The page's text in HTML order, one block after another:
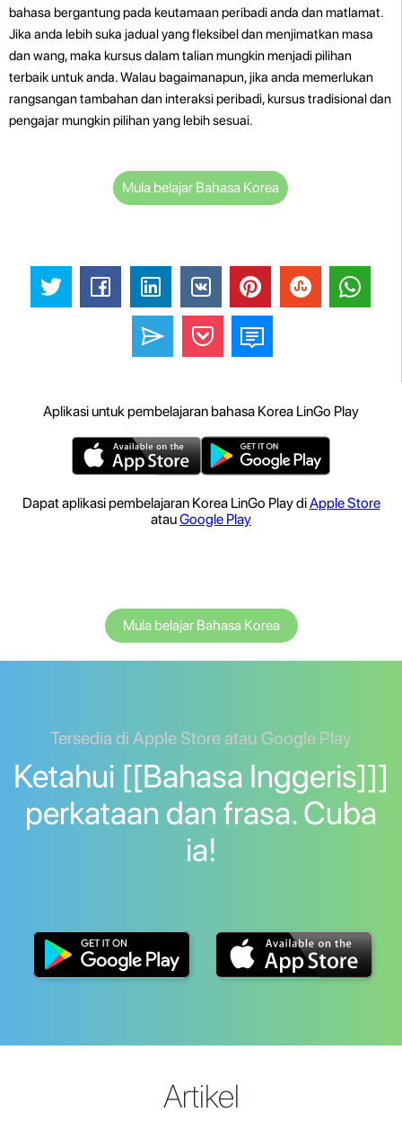
bahasa bergantung pada keutamaan peribadi anda dan matlamat.
Jika anda lebih suka jadual yang fleksibel dan menjimatkan masa
dan wang, maka kursus dalam talian mungkin menjadi pilihan
terbaik untuk anda. Walau bagaimanapun, jika anda memerlukan
rangsangan tambahan dan interaksi peribadi, kursus tradisional dan
pengajar mungkin pilihan yang lebih sesuai.
Mula belajar Bahasa Korea
Aplikasi untuk pembelajaran bahasa Korea LinGo Play
Dapat aplikasi pembelajaran Korea LinGo Play diApple Store
atauGoogle Play
Mula belajar Bahasa Korea
Tersedia di Apple Store atau Google Play
Ketahui [[Bahasa Inggeris]]]
perkataan dan frasa. Cuba
ia!
Artikel